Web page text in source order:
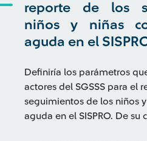
reporte de los
niños y niñas
aguda en el
Definiría los parámetros
actores del SGSSS para el
seguimientos de los niños
aguda en el SISPRO. De su